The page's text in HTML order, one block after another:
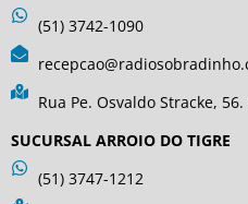
(51) 3742-1090
Rua Pe. Osvaldo Stracke,
SUCURSAL ARROIO DO TIGRE
(51) 3747-1212